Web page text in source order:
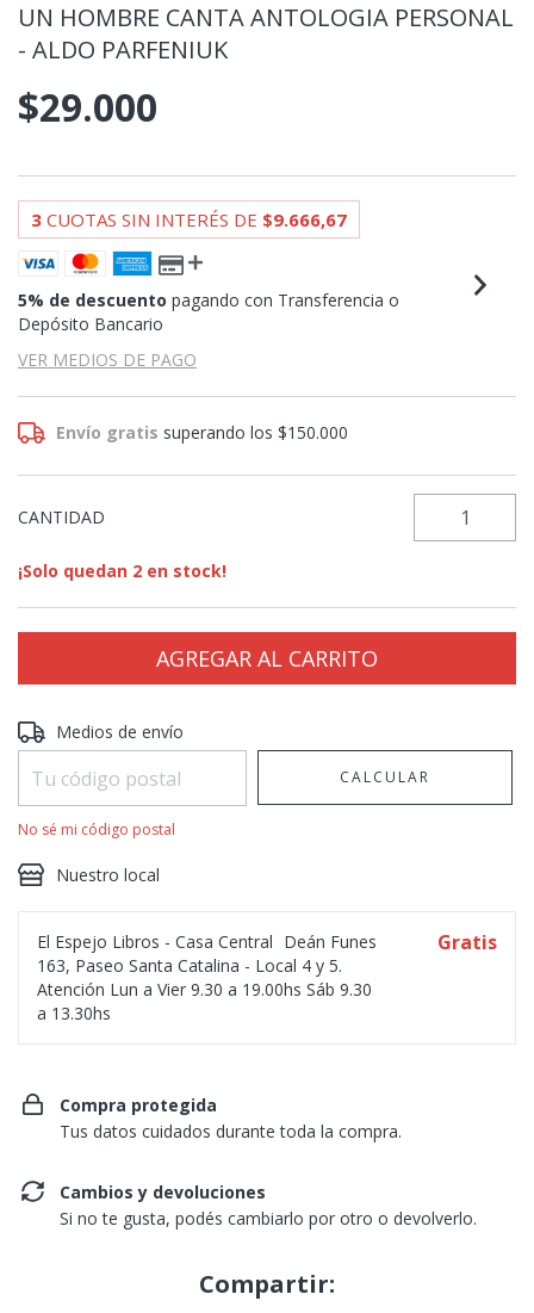
UN HOMBRE CANTA ANTOLOGIA PERSONAL
- ALDO PARFENIUK
$29.000
3 CUOTAS SIN INTERÉS DE $9.666,67
5% de descuento pagando con Transferencia o
Depósito Bancario
VER MEDIOS DE PAGO
Envío gratis superando los$150.000
CANTIDAD
¡Solo quedan 2 en stock!
Entregas para el CP:
Medios de envío
CALCULAR
No sé mi código postal
Nuestro local
El Espejo Libros - Casa Central Deán Funes
163, Paseo Santa Catalina - Local 4 y 5.
Atención Lun a Vier 9.30 a 19.00hs Sáb 9.30
a 13.30hs
Gratis
Compra protegida
Tus datos cuidados durante toda la compra.
Cambios y devoluciones
Si no te gusta, podés cambiarlo por otro o devolverlo.
Compartir: